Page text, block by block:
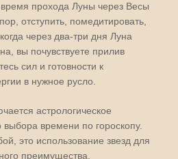
прохода Луны через Весы
отступить, помедитировать,
через два-три дня Луна
вы почувствуете прилив
сил и готовности к
в нужное русло.
астрологическое
выбора времени по гороскопу.
это использование звезд для
преимущества.